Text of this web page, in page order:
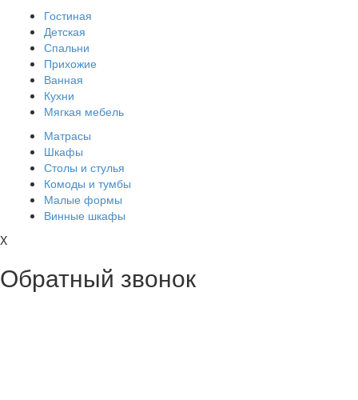
Гостиная
Детская
Спальни
Прихожие
Ванная
Кухни
Мягкая мебель
Матрасы
Шкафы
Столы и стулья
Комоды и тумбы
Малые формы
Винные шкафы
X
Обратный звонок